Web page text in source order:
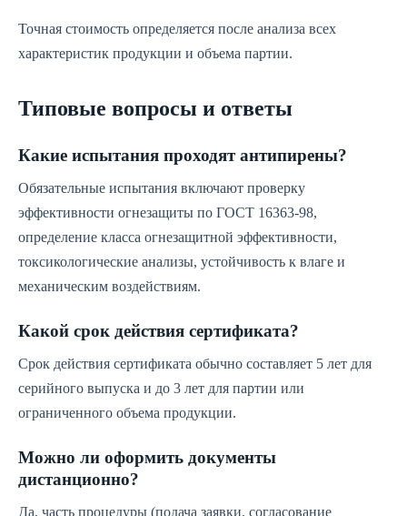
Точная стоимость определяется после анализа всех
характеристик продукции и объема партии.
Типовые вопросы и ответы
Какие испытания проходят антипирены?
Обязательные испытания включают проверку
эффективности огнезащиты по ГОСТ 16363-98,
определение класса огнезащитной эффективности,
токсикологические анализы, устойчивость к влаге и
механическим воздействиям.
Какой срок действия сертификата?
Срок действия сертификата обычно составляет 5 лет для
серийного выпуска и до 3 лет для партии или
ограниченного объема продукции.
Можно ли оформить документы
дистанционно?
Да, часть процедуры (подача заявки, согласование